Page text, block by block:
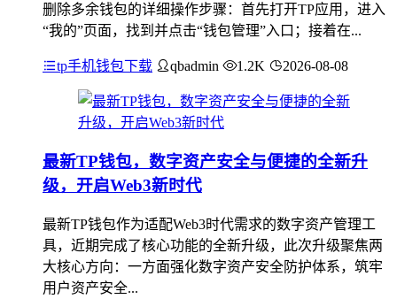
删除多余钱包的详细操作步骤：首先打开TP应用，进入
“我的”页面，找到并点击“钱包管理”入口；接着在...
tp手机钱包下载 qbadmin 1.2K 2026-08-08
最新TP钱包，数字资产安全与便捷的全新升
级，开启Web3新时代
最新TP钱包作为适配Web3时代需求的数字资产管理工
具，近期完成了核心功能的全新升级，此次升级聚焦两
大核心方向：一方面强化数字资产安全防护体系，筑牢
用户资产安全...